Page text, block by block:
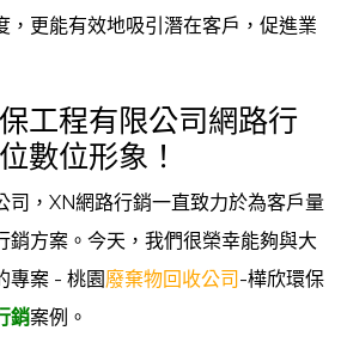
，更能有效地吸引潛在客戶，促進業
工程有限公司網路行
數位形象！
司，XN網路行銷一直致力於為客戶量
銷方案。今天，我們很榮幸能夠與大
專案 - 桃園廢棄物回收公司 -樺欣環保
銷案例。